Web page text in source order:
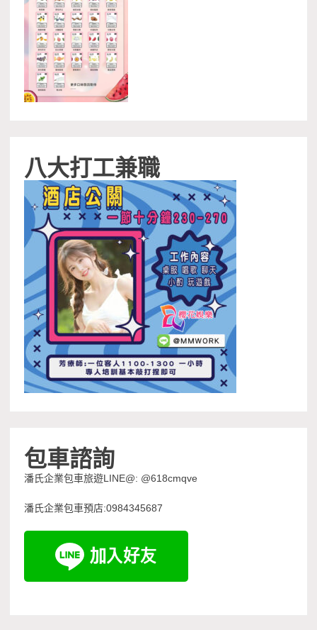
八大打工兼職
包車諮詢
潘氏企業包車旅遊LINE@: @618cmqve
潘氏企業包車預店:0984345687